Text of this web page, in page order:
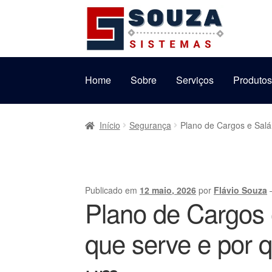
Pular
para
navegação
Pular
para
o
conteúdo
Home
Sobre Serviços Produtos
Início Segurança Plano de Cargos e
Publicado em 12 maio, 2026 por Flávio Souza
Plano de
que serve e por